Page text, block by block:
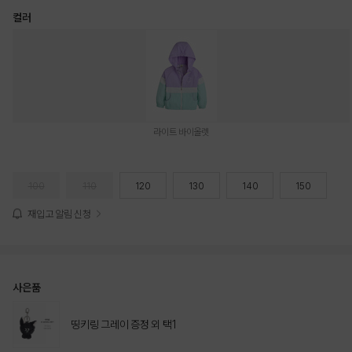
컬러
라이트 바이올렛
120 130 140 150
재입고 알림 신청
사은품
띵키링 그레이 증정 외 택1